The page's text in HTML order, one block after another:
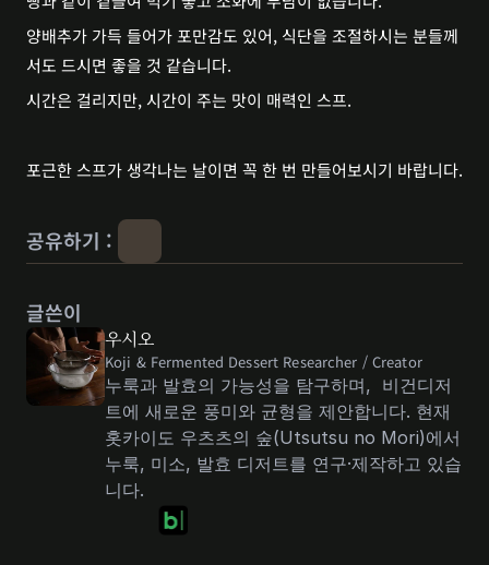
양배추가 가득 들어가 포만감도 있어, 식단을 조절하시는 분들께
서도 드시면 좋을 것 같습니다.
시간은 걸리지만, 시간이 주는 맛이 매력인 스프.
포근한 스프가 생각나는 날이면 꼭 한 번 만들어보시기 바랍니다.
공유하기 :
글쓴이
우시오
Koji & Fermented Dessert Researcher / Creator
누룩과 발효의 가능성을 탐구하며,  비건디저
트에 새로운 풍미와 균형을 제안합니다. 현재
홋카이도 우츠츠의 숲(Utsutsu no Mori)에서
누룩, 미소, 발효 디저트를 연구·제작하고 있습
니다.